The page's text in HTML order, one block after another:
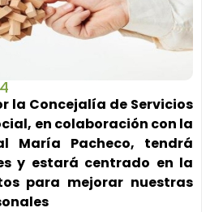
la Concejalía de Servicios
en colaboración con la
María Pacheco, tendrá
y estará centrado en la
para mejorar nuestras